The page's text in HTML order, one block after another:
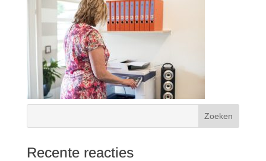
Recente reacties